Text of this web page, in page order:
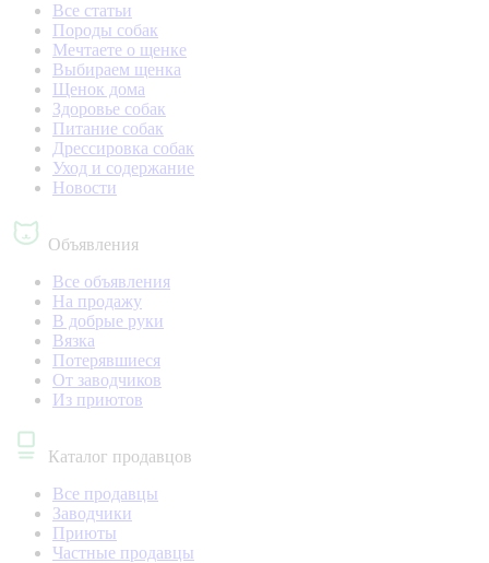
Все статьи
Породы собак
Мечтаете о щенке
Выбираем щенка
Щенок дома
Здоровье собак
Питание собак
Дрессировка собак
Уход и содержание
Новости
Объявления
Все объявления
На продажу
В добрые руки
Вязка
Потерявшиеся
От заводчиков
Из приютов
Каталог продавцов
Все продавцы
Заводчики
Приюты
Частные продавцы